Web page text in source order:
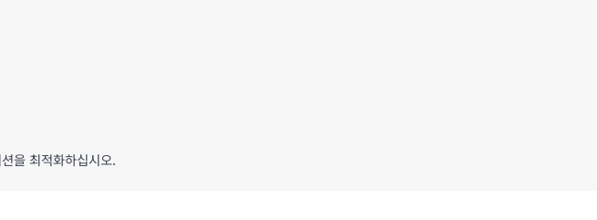
을 최적화하십시오.